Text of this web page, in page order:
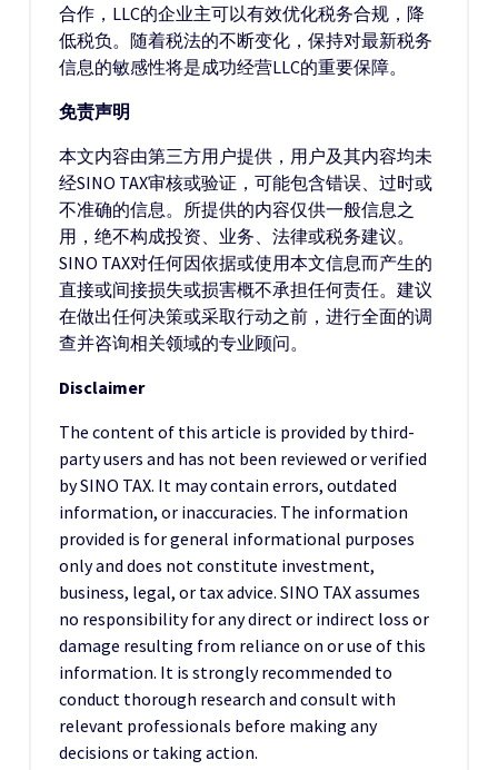
合作，LLC的企业主可以有效优化税务合规，降
低税负。随着税法的不断变化，保持对最新税务
信息的敏感性将是成功经营LLC的重要保障。
免责声明
本文内容由第三方用户提供，用户及其内容均未
经SINO TAX审核或验证，可能包含错误、过时或
不准确的信息。所提供的内容仅供一般信息之
用，绝不构成投资、业务、法律或税务建议。
SINO TAX对任何因依据或使用本文信息而产生的
直接或间接损失或损害概不承担任何责任。建议
在做出任何决策或采取行动之前，进行全面的调
查并咨询相关领域的专业顾问。
Disclaimer
The content of this article is provided by third-
party users and has not been reviewed or verified
by SINO TAX. It may contain errors, outdated
information, or inaccuracies. The information
provided is for general informational purposes
only and does not constitute investment,
business, legal, or tax advice. SINO TAX assumes
no responsibility for any direct or indirect loss or
damage resulting from reliance on or use of this
information. It is strongly recommended to
conduct thorough research and consult with
relevant professionals before making any
decisions or taking action.